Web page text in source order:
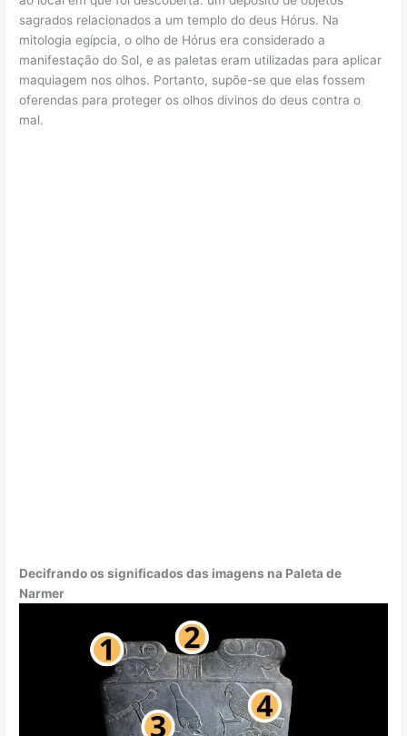
sagrados relacionados a um templo do deus Hórus. Na
mitologia egípcia, o olho de Hórus era considerado a
manifestação do Sol, e as paletas eram utilizadas para aplicar
maquiagem nos olhos. Portanto, supõe-se que elas fossem
oferendas para proteger os olhos divinos do deus contra o
mal.
Decifrando os significados das imagens na Paleta de
Narmer